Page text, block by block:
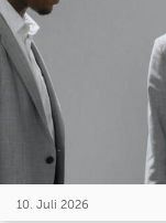
10. Juli 2026